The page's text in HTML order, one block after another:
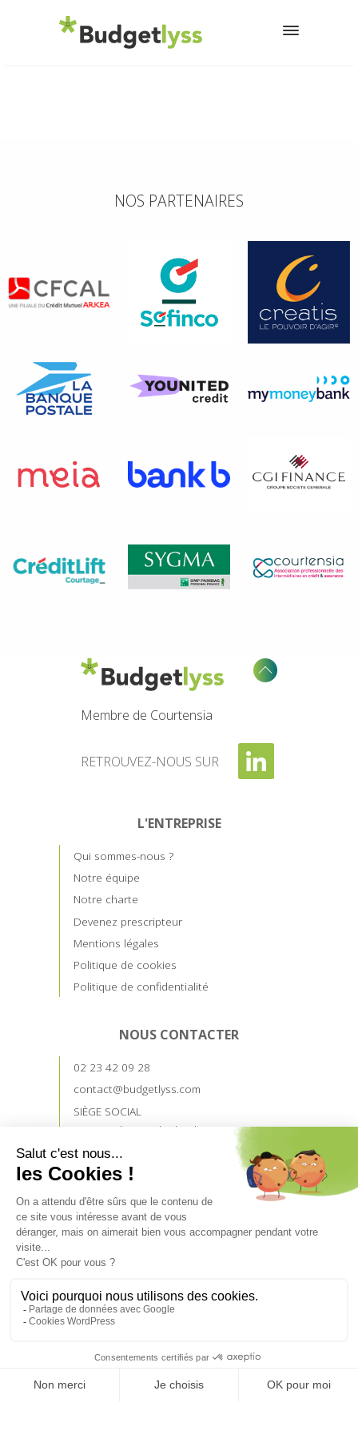
NOS PARTENAIRES
Membre de Courtensia
RETROUVEZ-NOUS SUR
L'ENTREPRISE
Qui sommes-nous ?
Notre équipe
Notre charte
Devenez prescripteur
Mentions légales
Politique de cookies
Politique de confidentialité
NOUS CONTACTER
02 23 42 09 28
contact@budgetlyss.com
SIÈGE SOCIAL
121 rue du Temple de Blosnes
35136 SAINT JACQUES DE LA LANDE
NOS PARTENAIRES
Devenez prescripteur
UN CRÉDIT VOUS ENGAGE ET DOIT ÊTRE
AVANT DE VOUS ENGAGER.
Aucun versement de quelque nature que ce soit, ne peut